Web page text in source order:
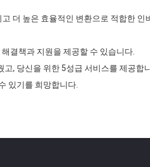
더 높은 효율적인 변환으로 적합한
결책과 지원을 제공할 수 있습니다.
, 당신을 위한 5성급 서비스를 제공합
있기를 희망합니다.